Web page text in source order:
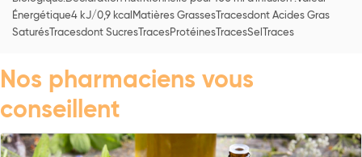
Énergétique4 kJ/0,9 kcalMatières GrassesTracesdont Acides Gras
SaturésTracesdont SucresTracesProtéinesTracesSelTraces
Nos pharmaciens vous
conseillent